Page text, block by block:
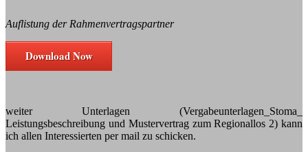
Auflistung der Rahmenvertragspartner
Download Now
weiter Unterlagen (Vergabeunterlagen_Stoma_
Leistungsbeschreibung und Mustervertrag zum Regionallos 2) kann
ich allen Interessierten per mail zu schicken.